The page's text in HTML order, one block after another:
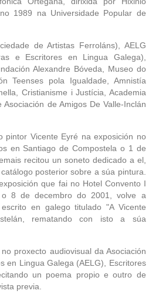
1989 na Universidade Popular de
de Artistas Ferroláns), AELG
e Escritores en Lingua Galega),
Alexandre Bóveda, Museo do
Teenses pola Igualdade, Amnistía
Cristianisme i Justícia, Academia
de Amigos De Valle-Inclán
pintor Vicente Eyré na exposición no
en Santiago de Compostela o 1 de
recitou un soneto dedicado a el,
posterior sobre a súa pintura.
que fai no Hotel Convento I
o 8 de decembro do 2001, volve a
en galego titulado "A Vicente
rematando con isto a súa
proxecto audiovisual da Asociación
en Lingua Galega (AELG), Escritores
un poema propio e outro de
previa.